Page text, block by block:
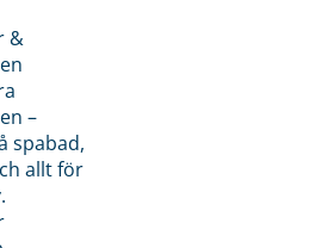
&
–
spabad,
allt för